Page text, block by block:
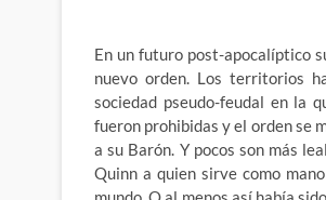
En un futuro post-apocalíptico
nuevo orden. Los territorios
sociedad pseudo-feudal en la
fueron prohibidas y el orden se
a su Barón. Y pocos son más
Quinn a quien sirve como